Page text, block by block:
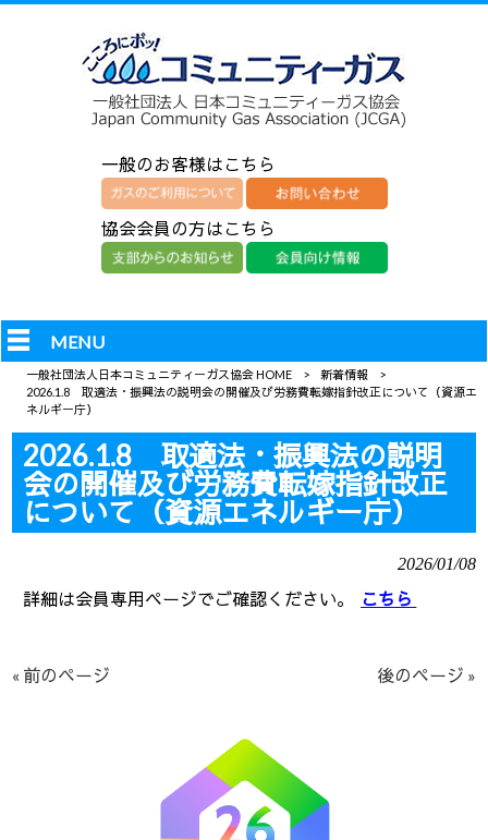
一般のお客様はこちら
協会会員の方はこちら
MENU
一般社団法人日本コミュニティーガス協会 HOME > 新着情報
>
2026.1.8 取適法・振興法の説明会の開催及び労務費転嫁指針改正について（資源エ
ネルギー庁）
2026.1.8 取適法・振興法の説明
会の開催及び労務費転嫁指針改正
について（資源エネルギー庁）
2026/01/08
詳細は会員専用ページでご確認ください。 こちら
« 前のページ 後のページ »